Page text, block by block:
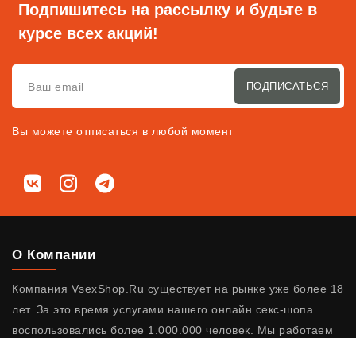
Подпишитесь на рассылку и будьте в
курсе всех акций!
ПОДПИСАТЬСЯ
Вы можете отписаться в любой момент
Мы в соц. сетях
ВКонтактеInstagramTelegram
О Компании
Компания VsexShop.Ru существует на рынке уже более 18
лет. За это время услугами нашего онлайн секс-шопа
воспользовались более 1.000.000 человек. Мы работаем